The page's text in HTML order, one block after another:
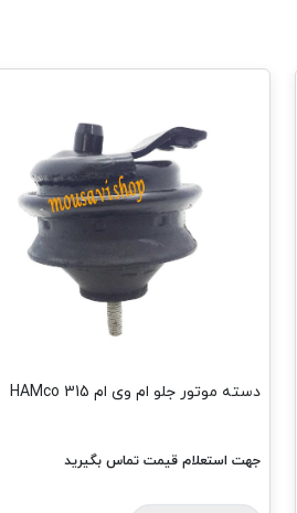
دسته موتور جلو ام وی ام 315 HAMco
جهت استعلام قیمت تماس بگیرید